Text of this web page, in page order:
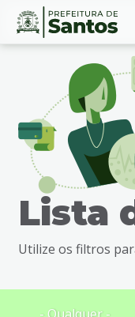
Ir
busca
Ir
Conteúdo
Lista
Utilize os filtros